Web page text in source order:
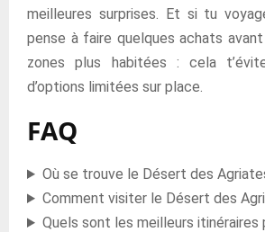
meilleures surprises. Et si tu
pense à faire quelques achats
zones plus habitées : cela
d’options limitées sur place.
FAQ
Où se trouve le Désert des
Comment visiter le Désert des
Quels sont les meilleurs itinéraires